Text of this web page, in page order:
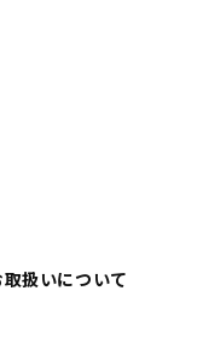
扱いについて